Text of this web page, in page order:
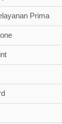
Prima